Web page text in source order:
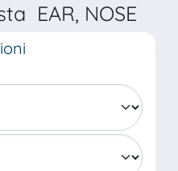
EAR, NOSE